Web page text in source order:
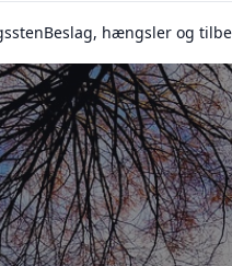
Beslag, hængsler og